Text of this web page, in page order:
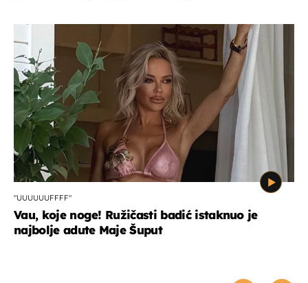
"UUUUUUFFFF"
Vau, koje noge! Ružičasti badić istaknuo je
najbolje adute Maje Šuput